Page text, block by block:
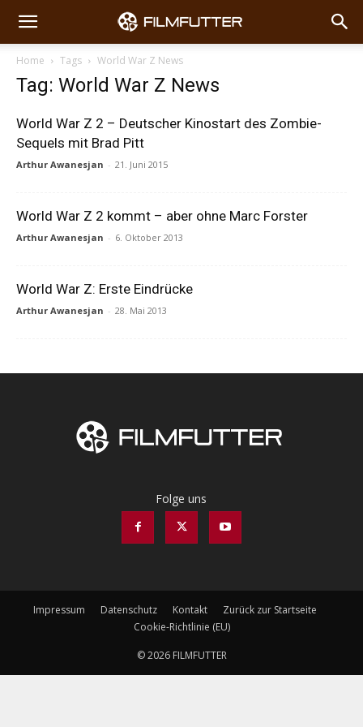
Home Tags World War Z News
Tag: World War Z News
World War Z 2 – Deutscher Kinostart des Zombie-
Sequels mit Brad Pitt
Arthur Awanesjan - 21. Juni 2015
World War Z 2 kommt – aber ohne Marc Forster
Arthur Awanesjan - 6. Oktober 2013
World War Z: Erste Eindrücke
Arthur Awanesjan - 28. Mai 2013
Folge uns
Impressum Datenschutz Kontakt
Zurück zur Startseite
Cookie-Richtlinie (EU)
© 2026 FILMFUTTER